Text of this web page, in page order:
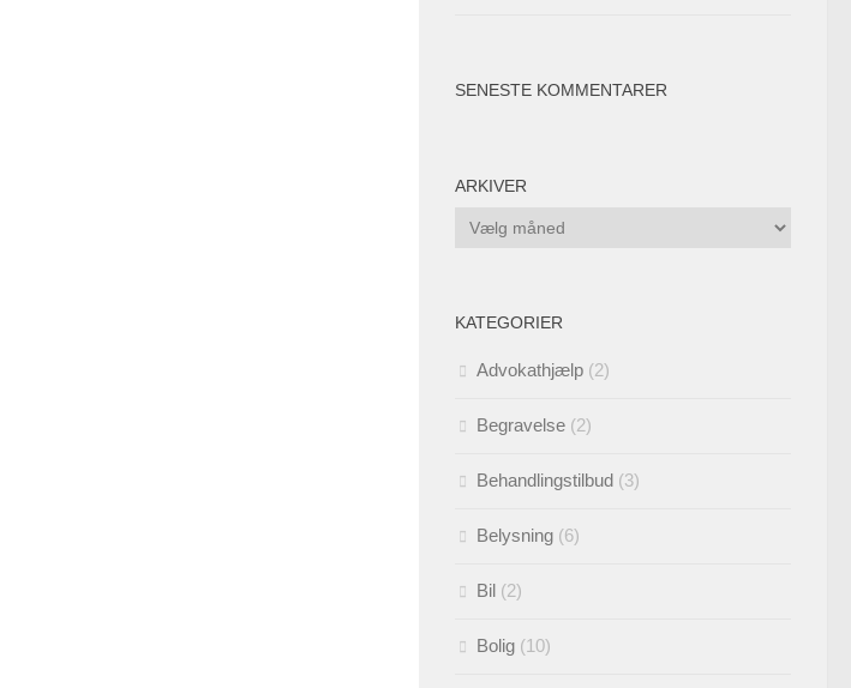
SENESTE KOMMENTARER
ARKIVER
Arkiver
KATEGORIER
Advokathjælp (2)
Begravelse (2)
Behandlingstilbud (3)
Belysning (6)
Bil (2)
Bolig (10)